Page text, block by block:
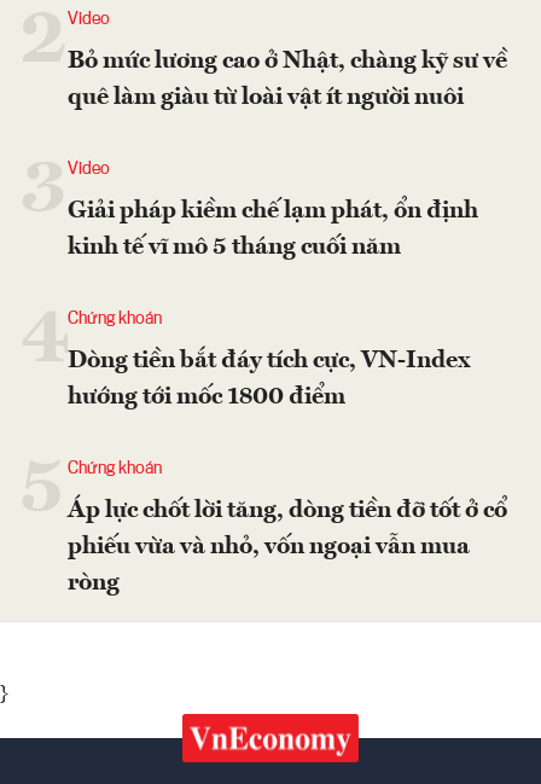
2Video
Bỏ mức lương cao ở Nhật, chàng kỹ sư về
quê làm giàu từ loài vật ít người nuôi
Video
Giải pháp kiềm chế lạm phát, ổn định
kinh tế vĩ mô 5 tháng cuối năm
4Chứng khoán
Dòng tiền bắt đáy tích cực, VN-Index
hướng tới mốc 1800 điểm
Chứng khoán
Áp lực chốt lời tăng, dòng tiền đỡ tốt ở cổ
phiếu vừa và nhỏ, vốn ngoại vẫn mua
ròng
}